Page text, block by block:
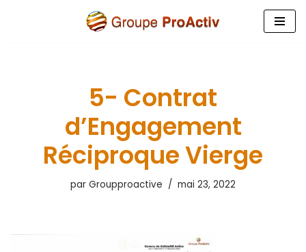
5- Contrat
d’Engagement
Réciproque Vierge
par Groupproactive mai 23, 2022